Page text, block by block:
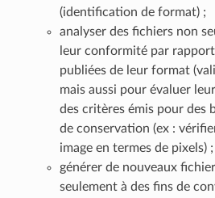
(identification de format) ;
analyser des fichiers non
leur conformité par
publiées de leur format
mais aussi pour évaluer
des critères émis pour des
de conservation (ex :
image en termes de pixels) ;
générer de nouveaux
seulement à des fins de